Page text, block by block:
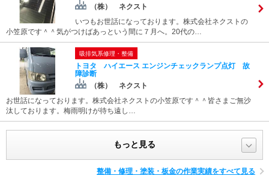
（株） ネクスト
いつもお世話になっております。株式会社ネクストの
小笠原です＾＾気がつけばあっという間に７月へ。20代の…
吸排気系修理・整備
トヨタ ハイエース エンジンチェックランプ点灯 故
障診断
（株） ネクスト
お世話になっております。株式会社ネクストの小笠原です＾＾皆さまご無沙
汰しております。梅雨明けが待ち遠し…
もっと見る
整備・修理・塗装・板金の作業実績をすべて見る